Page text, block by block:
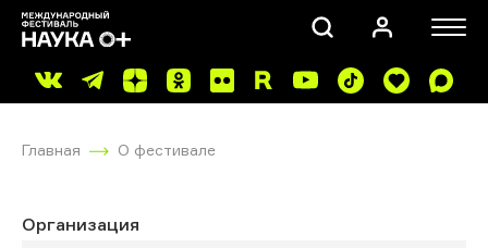
Главная О фестивале
Организация